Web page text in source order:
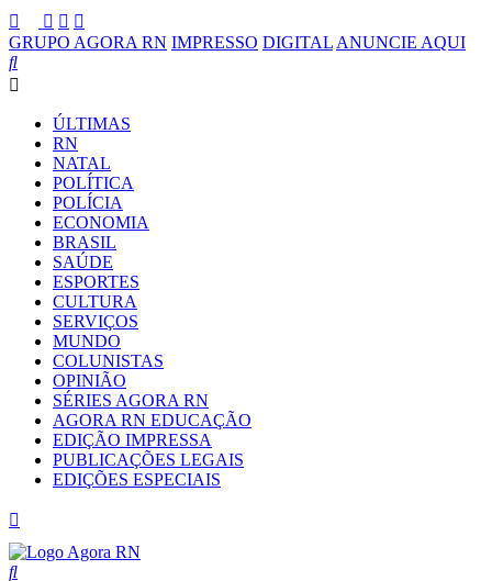
GRUPO AGORA RN IMPRESSO DIGITAL ANUNCIE AQUI
ÚLTIMAS
RN
NATAL
POLÍTICA
POLÍCIA
ECONOMIA
BRASIL
SAÚDE
ESPORTES
CULTURA
SERVIÇOS
MUNDO
COLUNISTAS
OPINIÃO
SÉRIES AGORA RN
AGORA RN EDUCAÇÃO
EDIÇÃO IMPRESSA
PUBLICAÇÕES LEGAIS
EDIÇÕES ESPECIAIS